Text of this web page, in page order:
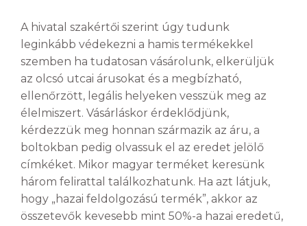
A hivatal szakértői szerint úgy tudunk
leginkább védekezni a hamis termékekkel
szemben ha tudatosan vásárolunk, elkerüljük
az olcsó utcai árusokat és a megbízható,
ellenőrzött, legális helyeken vesszük meg az
élelmiszert. Vásárláskor érdeklődjünk,
kérdezzük meg honnan származik az áru, a
boltokban pedig olvassuk el az eredet jelölő
címkéket. Mikor magyar terméket keresünk
három felirattal találkozhatunk. Ha azt látjuk,
hogy „hazai feldolgozású termék”, akkor az
összetevők kevesebb mint 50%-a hazai eredetű,